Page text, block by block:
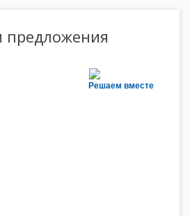
Решаем вместе